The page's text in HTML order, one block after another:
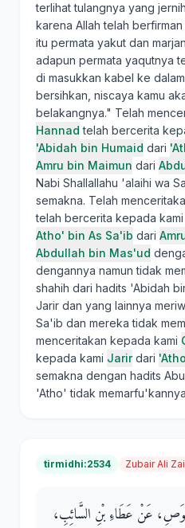
terlihat tulangnya yang
karena Allah telah
itu permata yakut dan
adapun permata yaqutnya
di masukkan kabel ke
bersihkan, niscaya kamu
belakangnya." Telah
Hannad telah bercerita
'Abidah bin Humaid dari
Amru bin Maimun dari
Nabi Shallallahu 'alaihi wa
semakna. Telah
telah bercerita kepada kami
Atho' bin As Sa'ib dari
Abdullah bin Mas'ud
dengannya namun tidak
shahih dari hadits 'Abidah
Jarir dan yang lainnya
Sa'ib dan mereka tidak
menceritakan kepada kami
kepada kami Jarirdari
semakna dengan hadits
'Atho' tidak
tirmidhi:2534 Zubair Ali Zai
عَنْ عَطَاءِ بْنِ السَّائِبِ،